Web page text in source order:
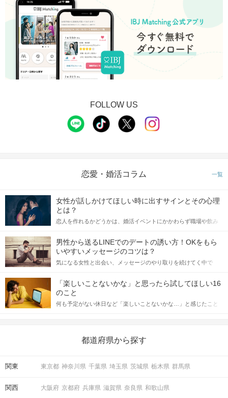
FOLLOW US
恋愛・婚活コラム 一覧
女性が話しかけてほしい時に出すサインとその心理
とは？
恋人を作れるかどうかは、婚活イベントにかかわらず職場や飲み
てアプローチできるかにも左右されます。 これから恋人作りを本
格的に始めようとしている方は、女性が異性を求めて出すサイン
をしっかりと理解し、正しい行動に移せるかどうかが重要。 この
記事では、女性が話しかけて欲しい時に出すサインとその心理を
合にどのような行動に繋げるべきかをご紹介していきます。
男性から送るLINEでのデートの誘い方！OKをもら
いやすいメッセージのコツは？
気になる女性と出会い、メッセージのやり取りを続けてく中で
しかし、中には「どう誘ったらいいの？」とお困りの男性もいら
っしゃるのではないでしょうか。 そこで今回は、男性から女性へ
送るLINEでのデートの誘い方のコツをご紹介します。例文も混じ
えながら解説するので、ぜひ参考にしてください。
「楽しいことないかな」と思ったら試してほしい16
のこと
何も予定がない休日など「楽しいことないかな…」と感じたこと
の楽しいことアイデアを集めました♪ いままさに楽しいことを探し
都道府県から探す
関東 東京都 神奈川県 千葉県 埼玉県 茨城県 栃木県 群馬県
関西 大阪府 京都府 兵庫県 滋賀県 奈良県 和歌山県